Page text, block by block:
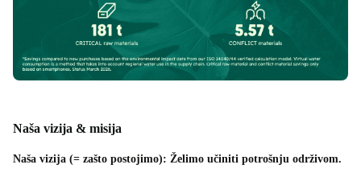
Naša vizija & misija
Naša vizija (= zašto postojimo): Želimo učiniti potrošnju održivom.